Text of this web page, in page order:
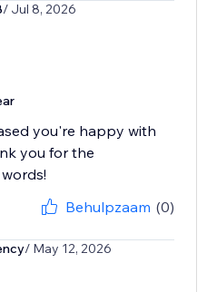
/ Jul 8, 2026
you're happy with
you for the
Behulpzaam (0)
/ May 12, 2026